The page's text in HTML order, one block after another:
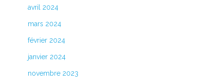
avril 2024
mars 2024
février 2024
janvier 2024
novembre 2023